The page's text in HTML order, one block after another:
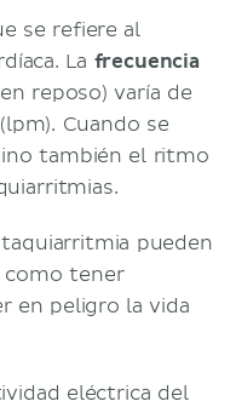
se refiere al
La frecuencia
reposo) varía de
Cuando se
también el ritmo
pueden
como tener
en peligro la vida
eléctrica del